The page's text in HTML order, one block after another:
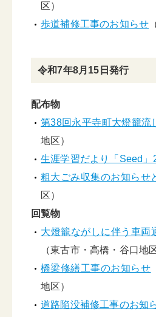
区）
歩道補修工事のお知らせ
令和7年8月15日発行
配布物
第38回永平寺町大燈籠流
地区）
生涯学習だより「Seed」
粗大ごみ収集のお知らせ
区）
回覧物
大燈籠ながしに伴う車両
（東古市・高橋・谷口地区
橋梁修繕工事のお知らせ
地区）
道路陥没補修工事のお知